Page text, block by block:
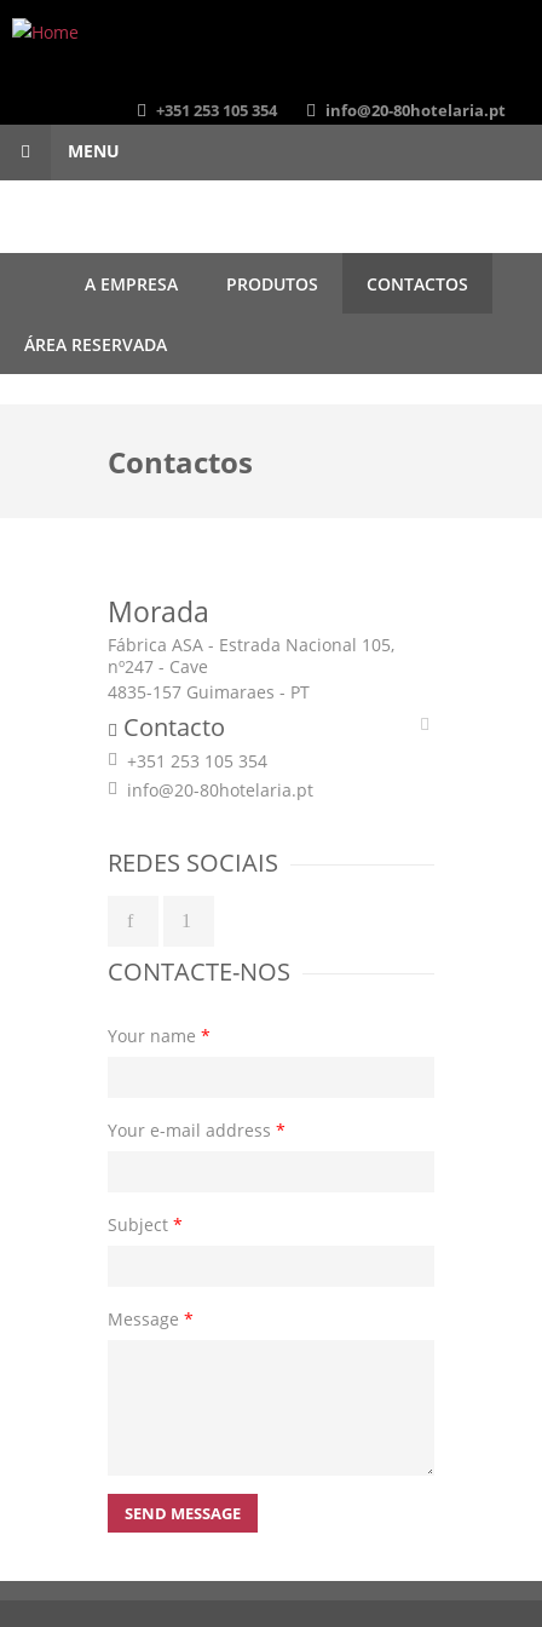
Skip to main content
+351 253 105 354 info@20-80hotelaria.pt
MENU
A EMPRESA PRODUTOS CONTACTOS
ÁREA RESERVADA
Contactos
Morada
Fábrica ASA - Estrada Nacional 105,
nº247 - Cave
4835-157 Guimaraes - PT
Contacto
+351 253 105 354
info@20-80hotelaria.pt
REDES SOCIAIS
CONTACTE-NOS
Your name *
Your e-mail address *
Subject *
Message *
SEND MESSAGE